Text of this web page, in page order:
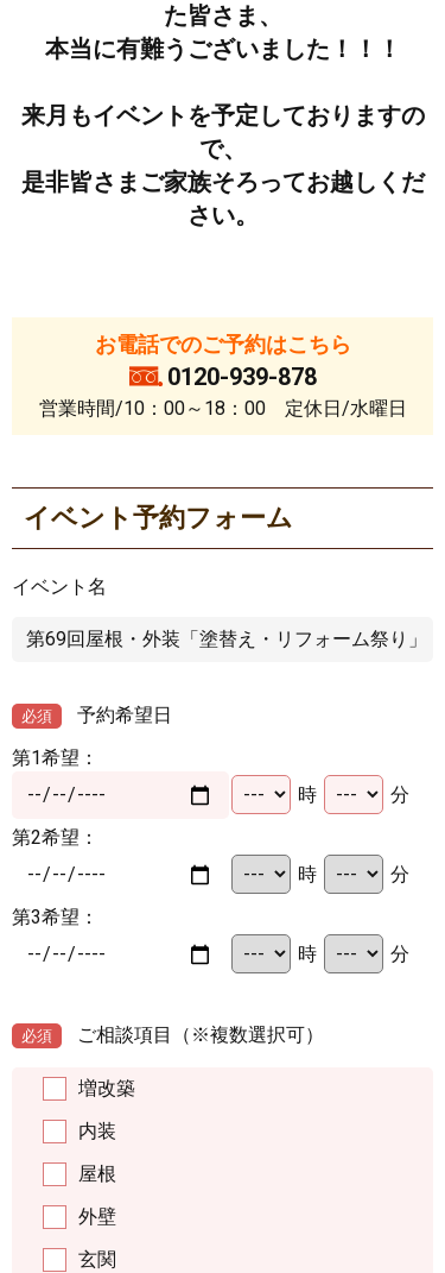
た皆さま、
本当に有難うございました！！！
来月もイベントを予定しておりますの
で、
是非皆さまご家族そろってお越しくだ
さい。
お電話でのご予約はこちら
0120-939-878
営業時間/10：00～18：00 定休日/水曜日
イベント予約フォーム
イベント名
必須
予約希望日
第1希望：
時
分
第2希望：
時
分
第3希望：
時
分
必須 ご相談項目 （※複数選択可）
増改築
内装
屋根
外壁
玄関